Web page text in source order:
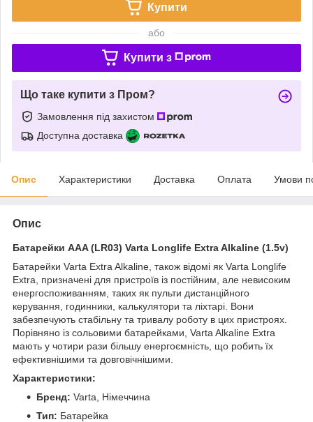
Купити
або
Купити з
Що таке купити з Пром?
Замовлення під захистом
Доступна доставка
Опис Характеристики Доставка Оплата Умови
Опис
Батарейки AAA (LR03) Varta Longlife Extra Alkaline (1.5v)
Батарейки Varta Extra Alkaline, також відомі як Varta Longlife
Extra, призначені для пристроїв із постійним, але невисоким
енергоспоживанням, таких як пульти дистанційного
керування, годинники, калькулятори та ліхтарі. Вони
забезпечують стабільну та тривалу роботу в цих пристроях.
Порівняно із сольовими батарейками, Varta Alkaline Extra
мають у чотири рази більшу енергоємність, що робить їх
ефективнішими та довговічнішими.
Характеристики:
Бренд: Varta, Німеччина
Тип: Батарейка